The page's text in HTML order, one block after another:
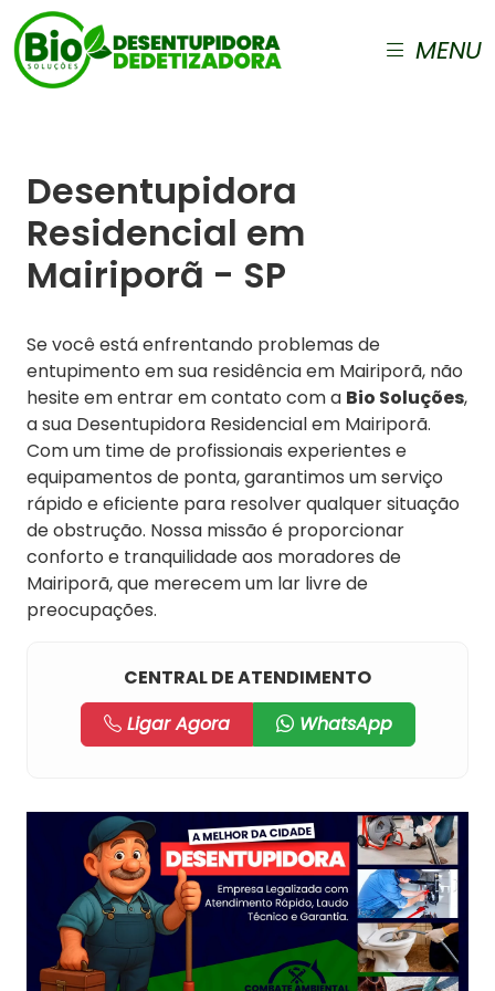
MENU
Desentupidora
Residencial em
Mairiporã - SP
Se você está enfrentando problemas de
entupimento em sua residência em Mairiporã, não
hesite em entrar em contato com a Bio Soluções,
a sua Desentupidora Residencial em Mairiporã.
Com um time de profissionais experientes e
equipamentos de ponta, garantimos um serviço
rápido e eficiente para resolver qualquer situação
de obstrução. Nossa missão é proporcionar
conforto e tranquilidade aos moradores de
Mairiporã, que merecem um lar livre de
preocupações.
CENTRAL DE ATENDIMENTO
Ligar Agora
WhatsApp